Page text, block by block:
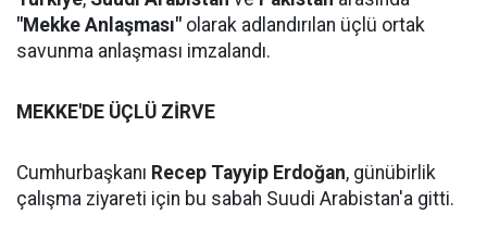
"Mekke Anlaşması" olarak adlandırılan üçlü ortak
savunma anlaşması imzalandı.
MEKKE'DE ÜÇLÜ ZİRVE
Cumhurbaşkanı Recep Tayyip Erdoğan, günübirlik
çalışma ziyareti için bu sabah Suudi Arabistan'a gitti.